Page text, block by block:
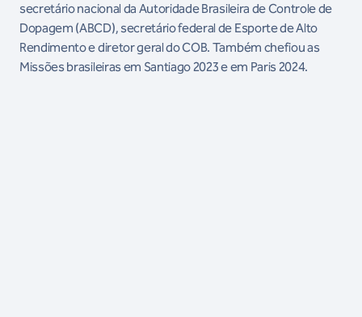
secretário nacional da Autoridade Brasileira de Controle de
Dopagem (ABCD), secretário federal de Esporte de Alto
Rendimento e diretor geral do COB. Também chefiou as
Missões brasileiras em Santiago 2023 e em Paris 2024.